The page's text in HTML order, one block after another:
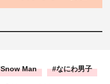
Snow Man なにわ男子